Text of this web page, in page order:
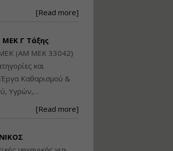
[Read more]
ΜΕΚ Γ Τάξης
ΜΕΚ (ΑΜ ΜΕΚ 33042)
και
Καθαρισμού &
Υγρών,…
[Read more]
Πολεοδομικού
Σχεδίου Δόμησης
Εισηγήτρια:
Τιμή από: €145.00
Διάρκεια: 8 ώρες